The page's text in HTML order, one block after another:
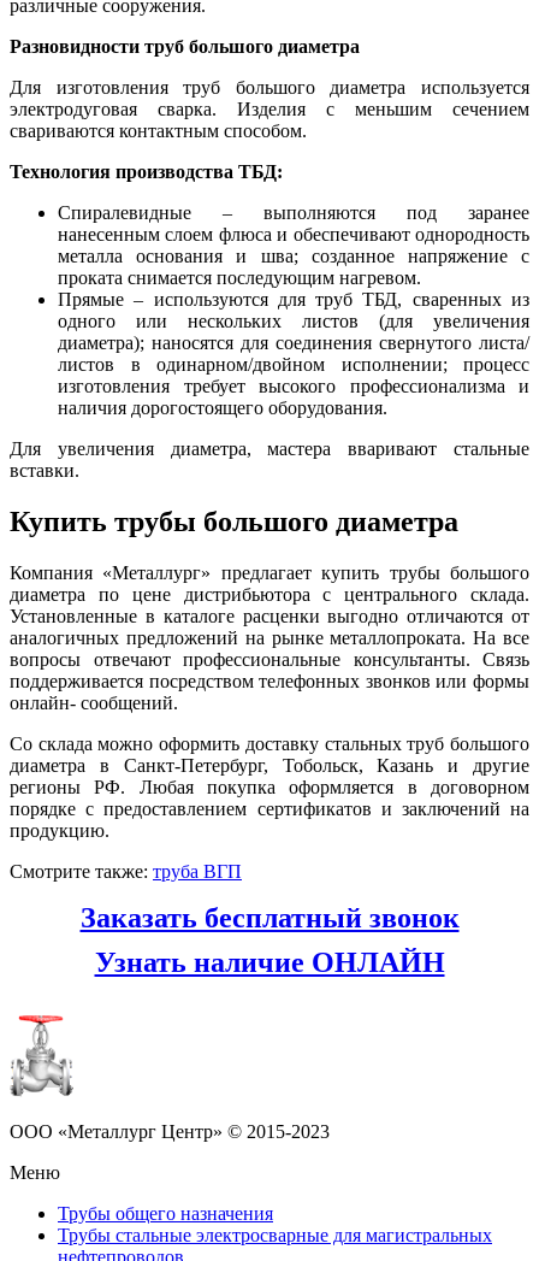
различные сооружения.
Разновидности труб большого диаметра
Для изготовления труб большого диаметра используется
электродуговая сварка. Изделия с меньшим сечением
свариваются контактным способом.
Технология производства ТБД:
Спиралевидные – выполняются под заранее
нанесенным слоем флюса и обеспечивают однородность
металла основания и шва; созданное напряжение с
проката снимается последующим нагревом.
Прямые – используются для труб ТБД, сваренных из
одного или нескольких листов (для увеличения
диаметра); наносятся для соединения свернутого листа/
листов в одинарном/двойном исполнении; процесс
изготовления требует высокого профессионализма и
наличия дорогостоящего оборудования.
Для увеличения диаметра, мастера вваривают стальные
вставки.
Купить трубы большого диаметра
Компания «Металлург» предлагает купить трубы большого
диаметра по цене дистрибьютора с центрального склада.
Установленные в каталоге расценки выгодно отличаются от
аналогичных предложений на рынке металлопроката. На все
вопросы отвечают профессиональные консультанты. Связь
поддерживается посредством телефонных звонков или формы
онлайн- сообщений.
Со склада можно оформить доставку стальных труб большого
диаметра в Санкт-Петербург, Тобольск, Казань и другие
регионы РФ. Любая покупка оформляется в договорном
порядке с предоставлением сертификатов и заключений на
продукцию.
Смотрите также: труба ВГП
Заказать бесплатный звонок
Узнать наличие ОНЛАЙН
ООО «Металлург Центр» © 2015-2023
Меню
Трубы общего назначения
Трубы стальные электросварные для магистральных
нефтепроводов